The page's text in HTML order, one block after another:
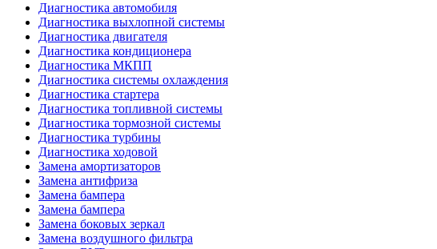
Диагностика автомобиля
Диагностика выхлопной системы
Диагностика двигателя
Диагностика кондиционера
Диагностика МКПП
Диагностика системы охлаждения
Диагностика стартера
Диагностика топливной системы
Диагностика тормозной системы
Диагностика турбины
Диагностика ходовой
Замена амортизаторов
Замена антифриза
Замена бампера
Замена бампера
Замена боковых зеркал
Замена воздушного фильтра